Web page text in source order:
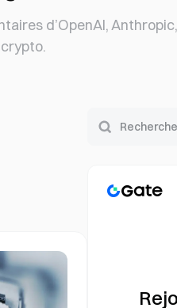
d’OpenAI,